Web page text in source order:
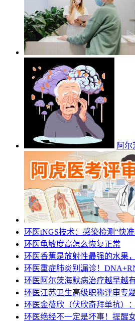
阿
环医tNGS技术：感染检测“快
环医龟敏度高怎么恢复正常
环医香蕉是放射性最强的水果
环医重症肺炎别漏诊！
环医 阿尔茨海默病治疗越早越
环医江苏卫生高级职称评审专
环医金蓓欣（伏欣奇拜单抗）
环医绝经不一定是坏事！提醒